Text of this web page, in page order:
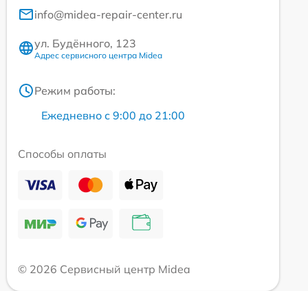
info@midea-repair-center.ru
ул. Будённого, 123
Адрес сервисного центра Midea
Режим работы:
Ежедневно с 9:00 до 21:00
Способы оплаты
© 2026 Сервисный центр Midea